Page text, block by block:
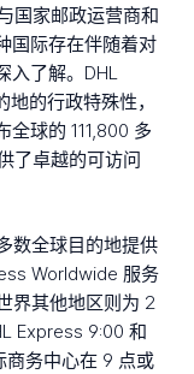
国家邮政运营商和
国际存在伴随着对
入了解。DHL
的行政特殊性，
球的 111,800 多
了卓越的可访问
数全球目的地提供
Worldwide 服务
界其他地区则为 2
Express 9:00 和
商务中心在 9 点或